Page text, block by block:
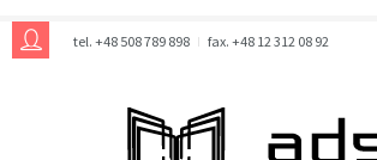
tel. +48 508 789 898 fax. +48 12 312 08 92